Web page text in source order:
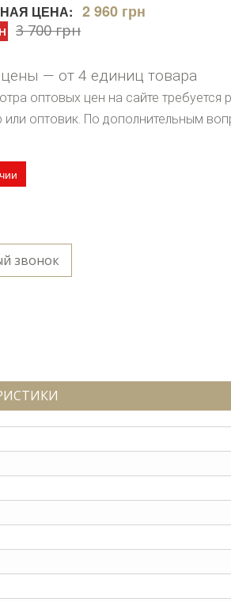
ЦЕНА: 2 960 грн
3 700 грн
— от 4 единиц товара
оптовых цен на сайте требуется
оптовик. По дополнительным
звонок